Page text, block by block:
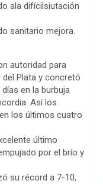
ala difícilsiutación
sanitario mejora.
autoridad para
Plata y concretó
en la burbuja
Así los
los últimos cuatro
último
por el brío y
su récord a 7-10,